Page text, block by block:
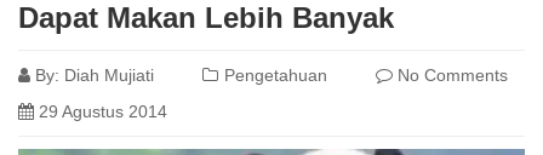
Dapat Makan Lebih Banyak
By: Diah Mujiati Pengetahuan
No Comments
29 Agustus 2014